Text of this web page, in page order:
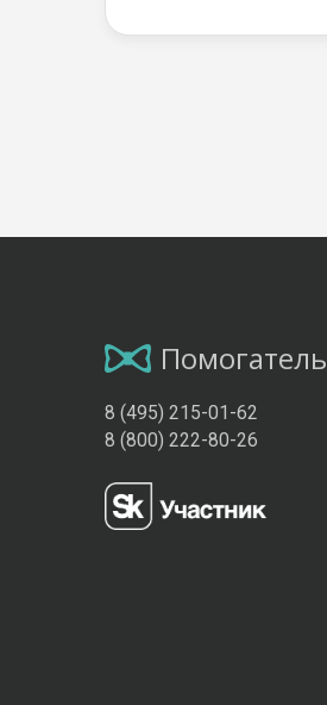
Помогатель
8 (495) 215-01-62
8 (800) 222-80-26